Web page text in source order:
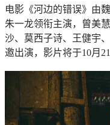
电影《河边的错误》由
朱一龙领衔主演，曾美
沙、莫西子诗、王健宇
邀出演，影片将于10月